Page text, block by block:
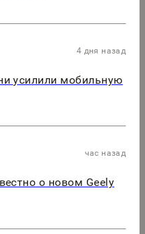
4 дня назад
усилили мобильную
час назад
о новом Geely